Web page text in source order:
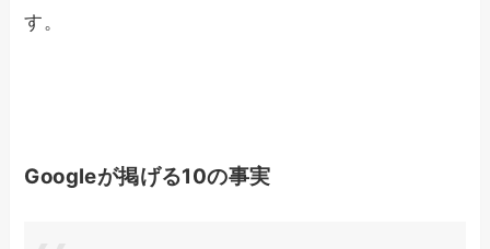
す。
Googleが掲げる10の事実